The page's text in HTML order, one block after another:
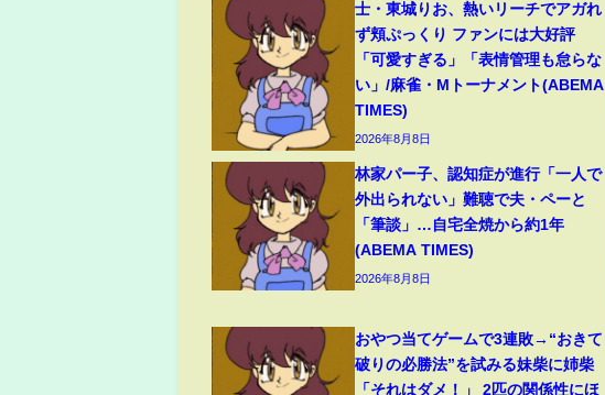
士・東城りお、熱いリーチでアガれ
ず頬ぷっくり ファンには大好評
「可愛すぎる」「表情管理も怠らな
い」/麻雀・Mトーナメント(ABEMA
TIMES)
2026年8月8日
林家パー子、認知症が進行「一人で
外出られない」難聴で夫・ペーと
「筆談」…自宅全焼から約1年
(ABEMA TIMES)
2026年8月8日
おやつ当てゲームで3連敗→“おきて
破りの必勝法”を試みる妹柴に姉柴
「それはダメ！」 2匹の関係性にほ